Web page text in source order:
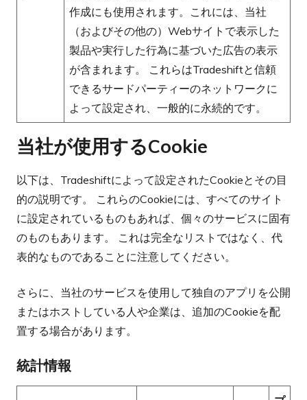
作成にも使用されます。これには、当社
（およびその他の）Webサイトで表示した
製品や実行した行為に基づいた広告の表示
が含まれます。 これらはTradeshiftと信頼
できるサードパーティーのネットワークに
よって設定され、一般的に永続的です。
当社が使用するCookie
以下は、Tradeshiftによって設定されたCookieとその目
的の説明です。 これらのCookieには、すべてのサイト
に設定されているものもあれば、個々のサービスに固有
のものもあります。 これは完全なリストではなく、代
表的なものであることに注意してください。
さらに、当社のサービスを使用して独自のアプリを公開
またはホストしている人や企業は、追加のCookieを配
置する場合があります。
統計情報